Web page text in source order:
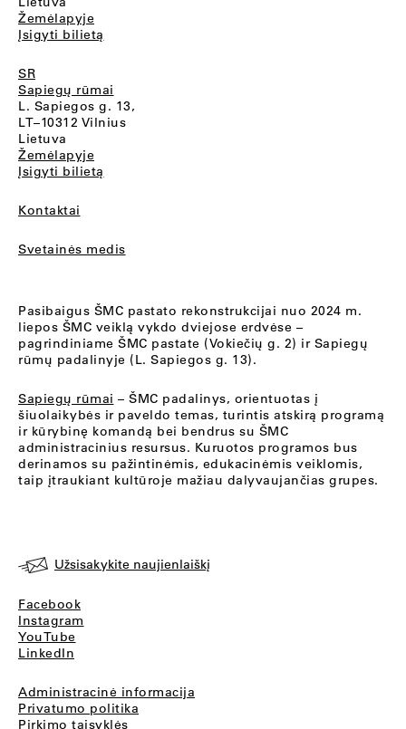
Žemėlapyje
Įsigyti bilietą
SR
Sapiegų rūmai
L. Sapiegos g. 13,
LT–10312 Vilnius
Lietuva
Žemėlapyje
Įsigyti bilietą
Kontaktai
Svetainės medis
Pasibaigus ŠMC pastato rekonstrukcijai nuo 2024 m.
liepos ŠMC veiklą vykdo dviejose erdvėse –
pagrindiniame ŠMC pastate (Vokiečių g. 2) ir Sapiegų
rūmų padalinyje (L. Sapiegos g. 13).
Sapiegų rūmai – ŠMC padalinys, orientuotas į
šiuolaikybės ir paveldo temas, turintis atskirą programą
ir kūrybinę komandą bei bendrus su ŠMC
administracinius resursus. Kuruotos programos bus
derinamos su pažintinėmis, edukacinėmis veiklomis,
taip įtraukiant kultūroje mažiau dalyvaujančias grupes.
Užsisakykite naujienlaiškį
Facebook
Instagram
YouTube
LinkedIn
Administracinė informacija
Privatumo politika
Pirkimo taisyklės